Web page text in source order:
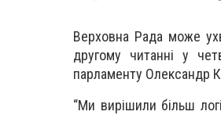
Верховна Рада може
другому читанні у
парламенту Олександр
“Ми вирішили більш